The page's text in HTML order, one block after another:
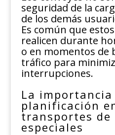
seguridad de la
de los demás
Es común que
realicen durante
o en momentos de
tráfico para
interrupciones.
La importancia
planificación
transportes de
especiales